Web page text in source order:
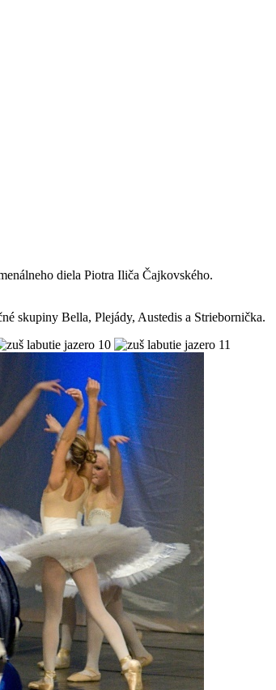
diela Piotra Iliča Čajkovského.
skupiny Bella, Plejády, Austedis a Striebornička.